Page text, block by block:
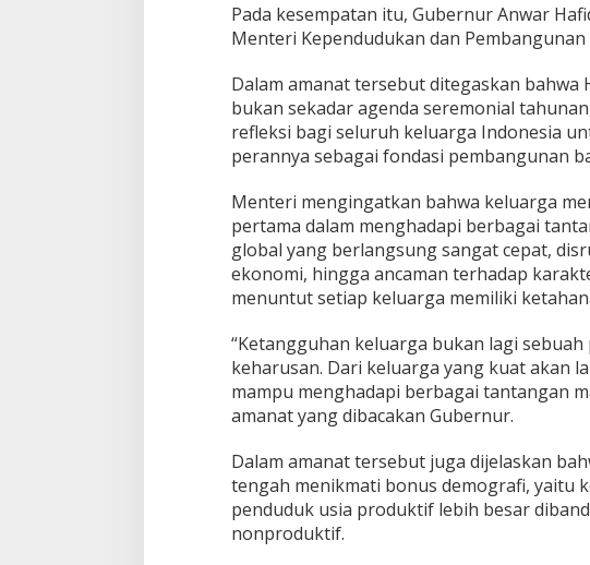
Pada kesempatan itu, Gubernur Anwar
Menteri Kependudukan dan Pembangunan
Dalam amanat tersebut ditegaskan bahwa
bukan sekadar agenda seremonial
refleksi bagi seluruh keluarga Indonesia
perannya sebagai fondasi pembangunan
Menteri mengingatkan bahwa keluarga
pertama dalam menghadapi berbagai
global yang berlangsung sangat cepat,
ekonomi, hingga ancaman terhadap
menuntut setiap keluarga memiliki
“Ketangguhan keluarga bukan lagi
keharusan. Dari keluarga yang kuat akan
mampu menghadapi berbagai tantangan
amanat yang dibacakan Gubernur.
Dalam amanat tersebut juga dijelaskan
tengah menikmati bonus demografi, yaitu
penduduk usia produktif lebih besar
nonproduktif.